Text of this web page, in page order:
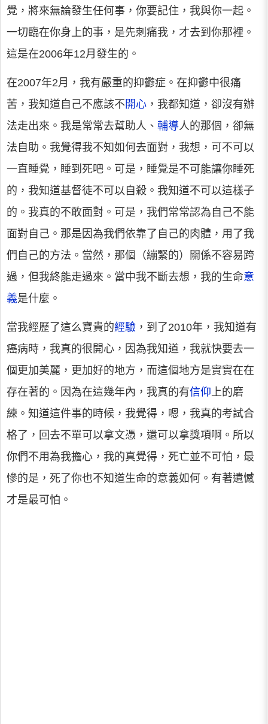
覺，將來無論發生任何事，你要記住，我與你一起。
一切臨在你身上的事，是先刺痛我，才去到你那裡。
這是在2006年12月發生的。
在2007年2月，我有嚴重的抑鬱症。在抑鬱中很痛
苦，我知道自己不應該不 開心 ，我都知道，卻沒有辦
法走出來。我是常常去幫助人、 輔導人的那個，卻無
法自助。我覺得我不知如何去面對，我想，可不可以
一直睡覺，睡到死吧。可是，睡覺是不可能讓你睡死
的，我知道基督徒不可以自殺。我知道不可以這樣子
的。我真的不敢面對。可是，我們常常認為自己不能
面對自己。那是因為我們依靠了自己的肉體，用了我
們自己的方法。當然，那個（繃緊的）關係不容易跨
過，但我終能走過來。當中我不斷去想，我的生命意
義是什麼。
當我經歷了這么寶貴的經驗 ，到了2010年，我知道有
癌病時，我真的很開心，因為我知道，我就快要去一
個更加美麗，更加好的地方，而這個地方是實實在在
存在著的。因為在這幾年內，我真的有信仰上的磨
練。知道這件事的時候，我覺得，嗯，我真的考試合
格了，回去不單可以拿文憑，還可以拿獎項啊。所以
你們不用為我擔心，我的真覺得，死亡並不可怕，最
慘的是，死了你也不知道生命的意義如何。有著遺憾
才是最可怕。